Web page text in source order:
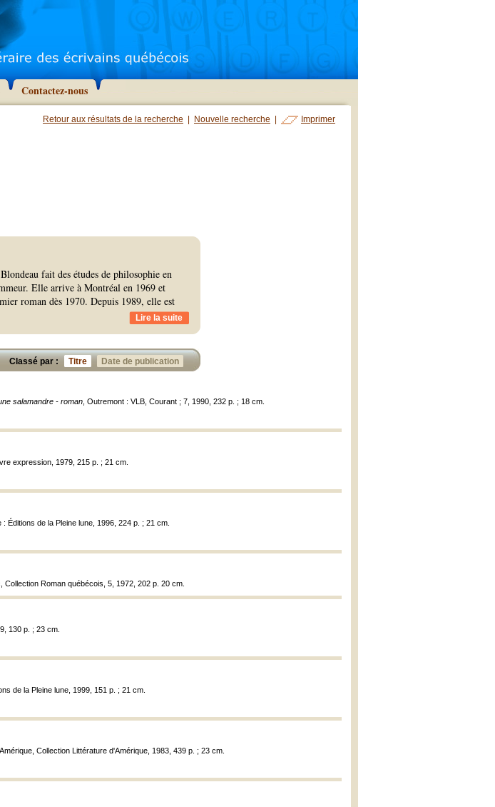
Contactez-nous
Retour aux résultats de la recherche Nouvelle recherche Imprimer
fait des études de philosophie en
Elle arrive à Montréal en 1969 et
roman dès 1970. Depuis 1989, elle est
Lire la suite
Classé par : Titre Date de publication
salamandre - roman , Outremont : VLB, Courant ; 7, 1990, 232 p. ; 18 cm.
expression, 1979, 215 p. ; 21 cm.
: Éditions de la Pleine lune, 1996, 224 p. ; 21 cm.
Collection Roman québécois, 5, 1972, 202 p. 20 cm.
130 p. ; 23 cm.
de la Pleine lune, 1999, 151 p. ; 21 cm.
Collection Littérature d'Amérique, 1983, 439 p. ; 23 cm.